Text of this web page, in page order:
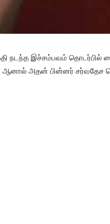
நடந்த இச்சம்பவம்
ஆனால் அதன் பின்னர் சர்வதேச